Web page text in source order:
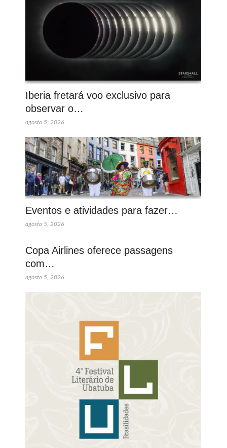
Iberia fretará voo exclusivo para
observar o…
agosto 5, 2026
Eventos e atividades para fazer…
agosto 5, 2026
Copa Airlines oferece passagens
com…
agosto 5, 2026